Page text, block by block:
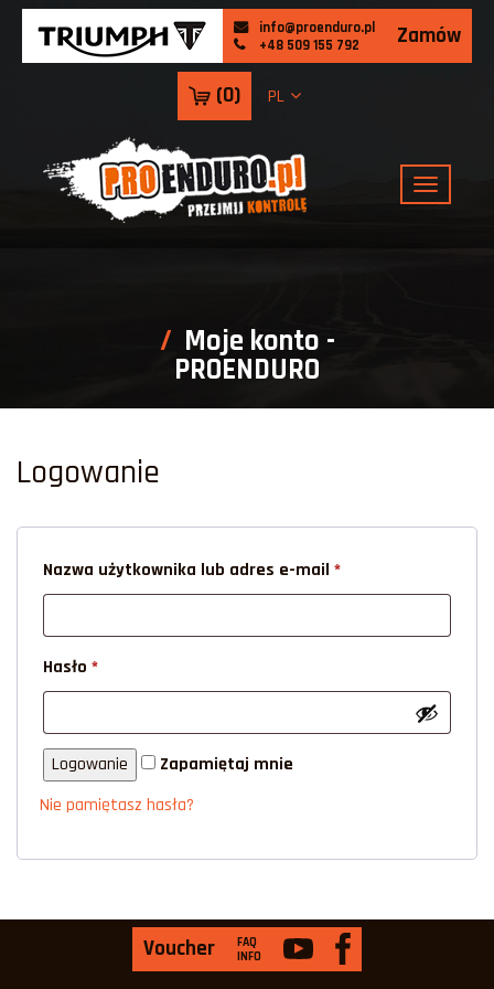
info@proenduro.pl
+48 509 155 792
Zamów
(0) PL
Moje konto -
PROENDURO
Logowanie
Nazwa użytkownika lub adres e-mail *
Hasło *
Zapamiętaj mnie
Nie pamiętasz hasła?
Voucher
FAQ
INFO